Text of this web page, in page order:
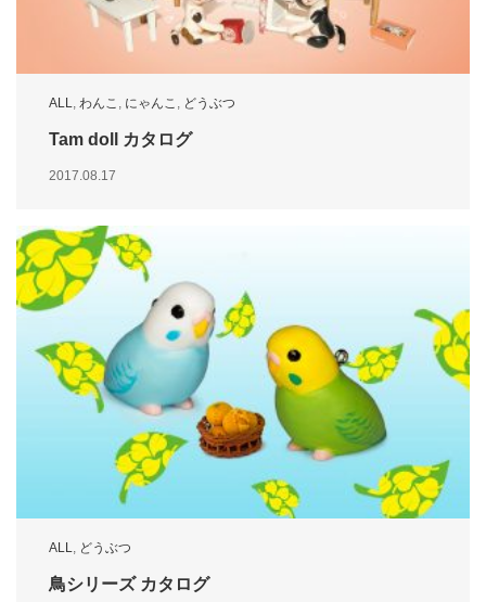
ALL, わんこ , にゃんこ , どうぶつ
Tam doll カタログ
2017.08.17
ALL, どうぶつ
鳥シリーズ カタログ